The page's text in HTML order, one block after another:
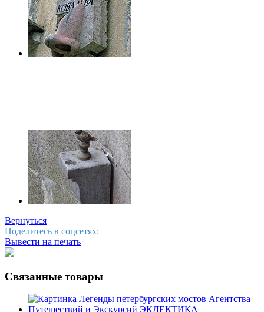
Вернуться
Поделитесь в соцсетях:
Вывести на печать
Связанные товары